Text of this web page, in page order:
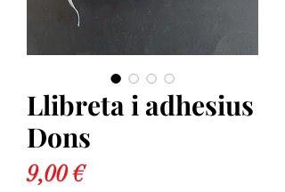
Llibreta i adhesius
Dons
9,00 €Price